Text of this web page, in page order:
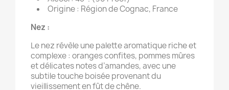
Origine : Région de Cognac, France
Nez :
Le nez révèle une palette aromatique riche et
complexe : oranges confites, pommes mûres
et délicates notes d’amandes, avec une
subtile touche boisée provenant du
vieillissement en fût de chêne.